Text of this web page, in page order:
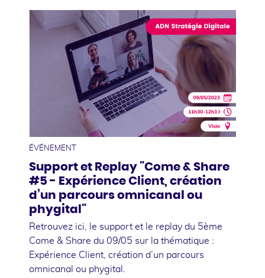
10
mai
ÉVÉNEMENT
Support et Replay "Come & Share
#5 - Expérience Client, création
d’un parcours omnicanal ou
phygital"
Retrouvez ici, le support et le replay du 5ème
Come & Share du 09/05 sur la thématique :
Expérience Client, création d’un parcours
omnicanal ou phygital.